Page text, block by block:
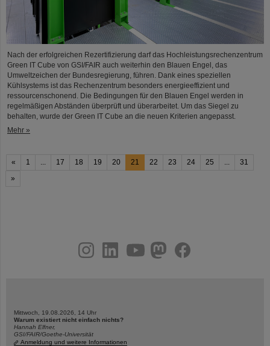
Nach der erfolgreichen Rezertifizierung darf das Hochleistungsrechenzentrum
Green IT Cube von GSI/FAIR auch weiterhin den Blauen Engel, das
Umweltzeichen der Bundesregierung, führen. Dank eines speziellen
Kühlsystems ist das Rechenzentrum besonders energieeffizient und
ressourcenschonend. Die Bedingungen für den Blauen Engel werden in
regelmäßigen Abständen überprüft und überarbeitet. Um das Siegel zu
behalten, wurde der Green IT Cube an die neuen Kriterien angepasst.
Mehr »
« 1 17 18 19 20 21 22 23 24 25
31
»
youtubehelmholtz.socialfacebook
Mittwoch, 19.08.2026, 14 Uhr
Warum existiert nicht einfach nichts?
Hannah Elfner,
GSI/FAIR/Goethe-Universität
Anmeldung und weitere Informationen